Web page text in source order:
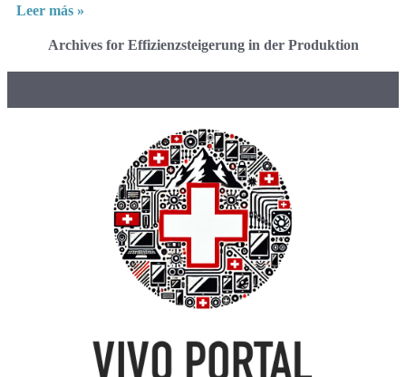
Leer más »
Archives for Effizienzsteigerung in der Produktion